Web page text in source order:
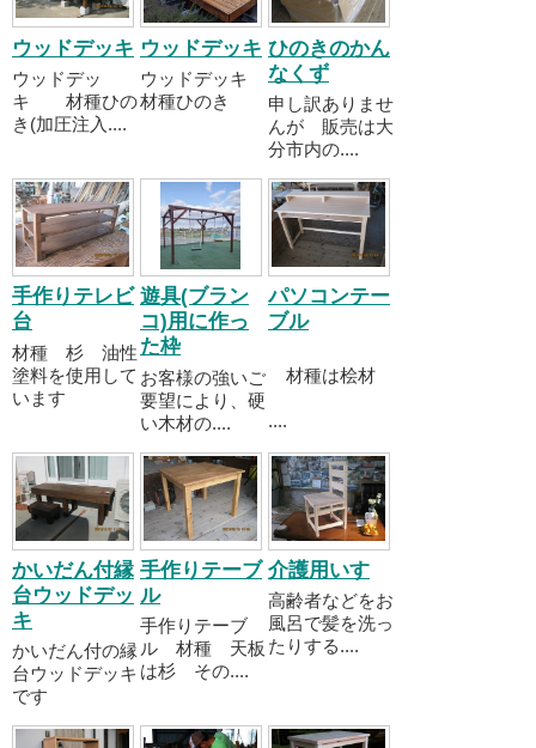
ウッドデッキ
ウッドデッ
キ 材種ひの
き(加圧注入....
ウッドデッキ
ウッドデッキ
材種ひのき
ひのきのかん
なくず
申し訳ありませ
んが 販売は大
分市内の....
手作りテレビ
台
材種 杉 油性
塗料を使用して
います
遊具(ブラン
コ)用に作っ
た枠
お客様の強いご
要望により、硬
い木材の....
パソコンテー
ブル
材種は桧材
....
かいだん付縁
台ウッドデッ
キ
かいだん付の縁
台ウッドデッキ
です
手作りテーブ
ル
手作りテーブ
ル 材種 天板
は杉 その....
介護用いす
高齢者などをお
風呂で髪を洗っ
たりする....